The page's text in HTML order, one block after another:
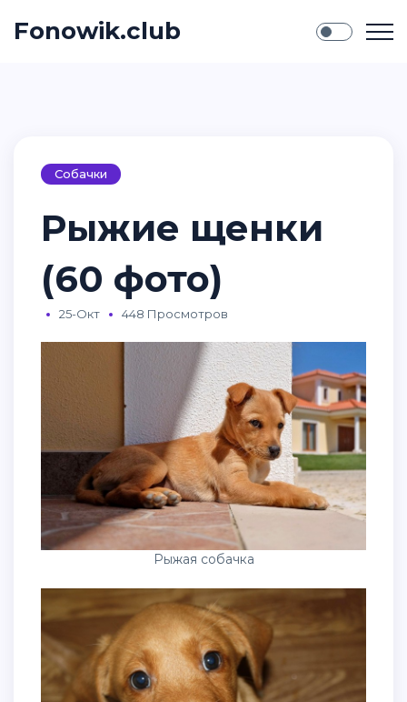
Fonowik.club
Собачки
Рыжие щенки
(60 фото)
25-Окт 448 Просмотров
Рыжая собачка